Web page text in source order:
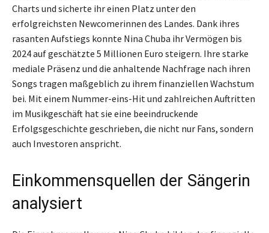
Charts und sicherte ihr einen Platz unter den
erfolgreichsten Newcomerinnen des Landes. Dank ihres
rasanten Aufstiegs konnte Nina Chuba ihr Vermögen bis
2024 auf geschätzte 5 Millionen Euro steigern. Ihre starke
mediale Präsenz und die anhaltende Nachfrage nach ihren
Songs tragen maßgeblich zu ihrem finanziellen Wachstum
bei. Mit einem Nummer-eins-Hit und zahlreichen Auftritten
im Musikgeschäft hat sie eine beeindruckende
Erfolgsgeschichte geschrieben, die nicht nur Fans, sondern
auch Investoren anspricht.
Einkommensquellen der Sängerin
analysiert